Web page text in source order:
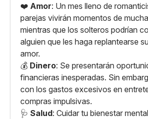
❤️ Amor: Un mes lleno de
parejas vivirán momentos de
mientras que los solteros podrían
alguien que les haga replantearse
amor.
💰 Dinero: Se presentarán
financieras inesperadas. Sin
con los gastos excesivos en
compras impulsivas.
🩺 Salud: Cuidar tu bienestar